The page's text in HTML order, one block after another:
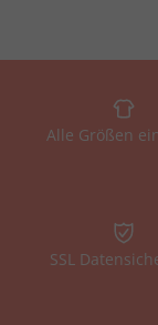
Alle Größen
SSL